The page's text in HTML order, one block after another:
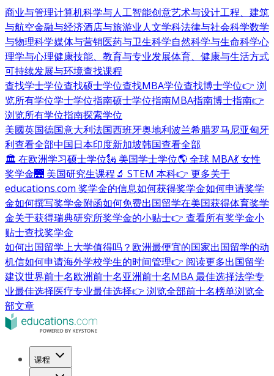
商业与管理计算机科学与人工智能创意艺术与设计工程、建筑
与航空金融与经济酒店与旅游业人文学科法律与社会科学数学
与物理科学媒体与营销医药与卫生科学自然科学与生命科学心
理学与心理健康技能、教育与专业发展体育、健康与生活方式
可持续发展与环境查找课程
查找学士学位查找硕士学位查找MBA学位查找博士学位👉 浏
览所有学位学士学位指南硕士学位指南MBA指南博士指南👉
浏览所有学位指南探索学位
美國英国德国意大利法国西班牙奥地利波兰希腊罗马尼亚匈牙
利查看全部中国日本印度新加坡韩国查看全部
🏛 在欧洲学习硕士学位🗽 美国学士学位🌎 全球 MBA💃 女性
奖学金🌉 美国研究生课程🔬 STEM 本科👉 更多关于
educations.com 奖学金的信息如何获得奖学金如何申请奖学
金如何撰写奖学金附函如何免费出国留学在美国获得体育奖学
金关于获得瑞典研究所奖学金的小贴士👉 查看所有奖学金小
贴士查找奖学金
如何出国留学上大学值得吗？ 欧洲最便宜的国家出国留学的动
机信如何申请海外学校学生的时间管理👉 阅读更多出国留学
建议世界前十名欧洲前十名亚洲前十名MBA 最佳选择法学专
业最佳选择医疗专业最佳选择👉 浏览全部前十名榜单浏览全
部文章
课程